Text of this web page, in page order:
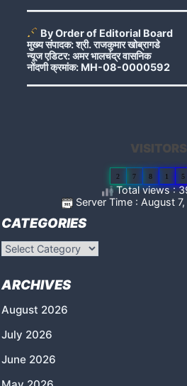
By Order of Editorial Board
मुख्य संपादक: श्री. राजकुमार खोब्रागडे
न्यूज एडिटर: अमर भालचंद्र वासनिक
नोंदणी क्रमांक: MH-08-0000592
VISITORS
2 7 8 1 5
Total views :
Server Time : August
CATEGORIES
Categories
ARCHIVES
August 2026
July 2026
June 2026